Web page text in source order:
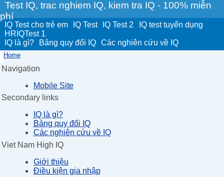
Test IQ, trac nghiem IQ, kiem tra IQ - 100% miễn
phí
IQ Test cho trẻ em IQ Test IQ Test 2
IQ test tuyển dụng
HRIQTest 1
IQ là gì?
Bảng quy đổi IQ Các nghiên cứu về IQ
Home
Navigation
Mobile Site
Secondary links
IQ là gì?
Bảng quy đổi IQ
Các nghiên cứu về IQ
Viet Nam High IQ
Giới thiệu
Điều kiện gia nhập